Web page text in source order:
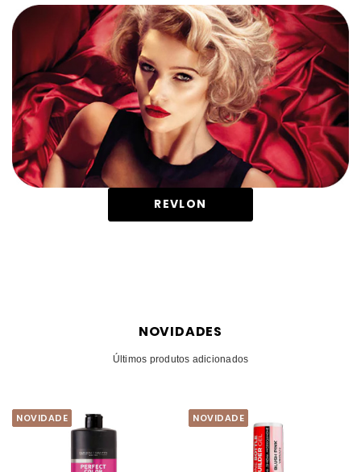
REVLON
NOVIDADES
Últimos produtos adicionados
NOVIDADE NOVIDADE